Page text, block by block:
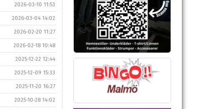
2026-03-10 11:53
2026-03-04 14:02
2026-02-20 11:27
2026-02-18 10:48
2025-12-22 12:44
2025-12-09 15:33
2025-11-20 16:27
2025-10-28 14:02